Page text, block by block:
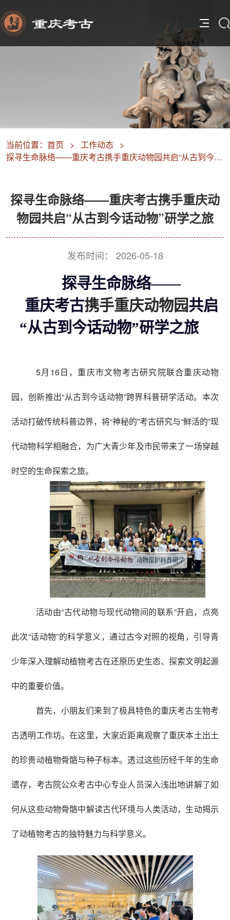
当前位置： 首页 > 工作动态 >
探寻生命脉络——重庆考古携手重庆动物园共启“从古到今话动物”研学之旅
探寻生命脉络——重庆考古携手重庆动
物园共启“从古到今话动物”研学之旅
发布时间： 2026-05-18
探寻生命脉络——
重庆考古携手重庆动物园共启
“从古到今话动物”研学之旅
5月16日，重庆市文物考古研究院联合重庆动物
园，创新推出“从古到今话动物”跨界科普研学活动。本次
活动打破传统科普边界，将“神秘的”考古研究与“鲜活的”现
代动物科学相融合，为广大青少年及市民带来了一场穿越
时空的生命探索之旅。
活动由“古代动物与现代动物间的联系”开启，点亮
此次“话动物”的科学意义，通过古今对照的视角，引导青
少年深入理解动植物考古在还原历史生态、探索文明起源
中的重要价值。
首先，小朋友们来到了极具特色的重庆考古生物考
古透明工作坊。在这里，大家近距离观察了重庆本土出土
的珍贵动植物骨骼与种子标本。透过这些历经千年的生命
遗存，考古院公众考古中心专业人员深入浅出地讲解了如
何从这些动物骨骼中解读古代环境与人类活动，生动揭示
了动植物考古的独特魅力与科学意义。